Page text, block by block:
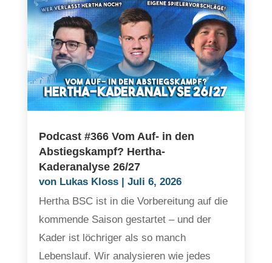
Podcast #366 Vom Auf- in den
Abstiegskampf? Hertha-
Kaderanalyse 26/27
von Lukas Kloss| Juli 6, 2026
Hertha BSC ist in die Vorbereitung auf die
kommende Saison gestartet – und der
Kader ist löchriger als so manch
Lebenslauf. Wir analysieren wie jedes